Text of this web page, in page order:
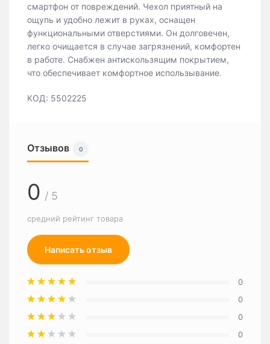
смартфон от повреждений. Чехол приятный на
ощупь и удобно лежит в руках, оснащен
функциональными отверстиями. Он долговечен,
легко очищается в случае загрязнений, комфортен
в работе. Снабжен антискользящим покрытием,
что обеспечивает комфортное использывание.
КОД: 5502225
Отзывов 0
0 / 5
средний рейтинг товара
Написать отзыв
0
0
0
0